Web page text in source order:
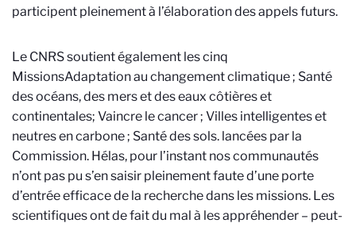
participent pleinement à l’élaboration des appels futurs.
Le CNRS soutient également les cinq
MissionsAdaptation au changement climatique ; Santé
des océans, des mers et des eaux côtières et
continentales; Vaincre le cancer ; Villes intelligentes et
neutres en carbone ; Santé des sols. lancées par la
Commission. Hélas, pour l’instant nos communautés
n’ont pas pu s’en saisir pleinement faute d’une porte
d’entrée efficace de la recherche dans les missions. Les
scientifiques ont de fait du mal à les appréhender – peut-